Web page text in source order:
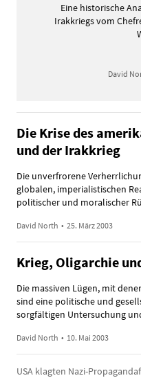
Eine historische
Irakkriegs vom
David
Die Krise des
und der Irakkrieg
Die unverfrorene
globalen, imperialistischen
politischer und moralischer
David North • 25. März 2003
Krieg, Oligarchie
Die massiven Lügen, mit
sind eine politische und
sorgfältigen Untersuchung
David North • 10. Mai 2003
USA klagten Nazi-